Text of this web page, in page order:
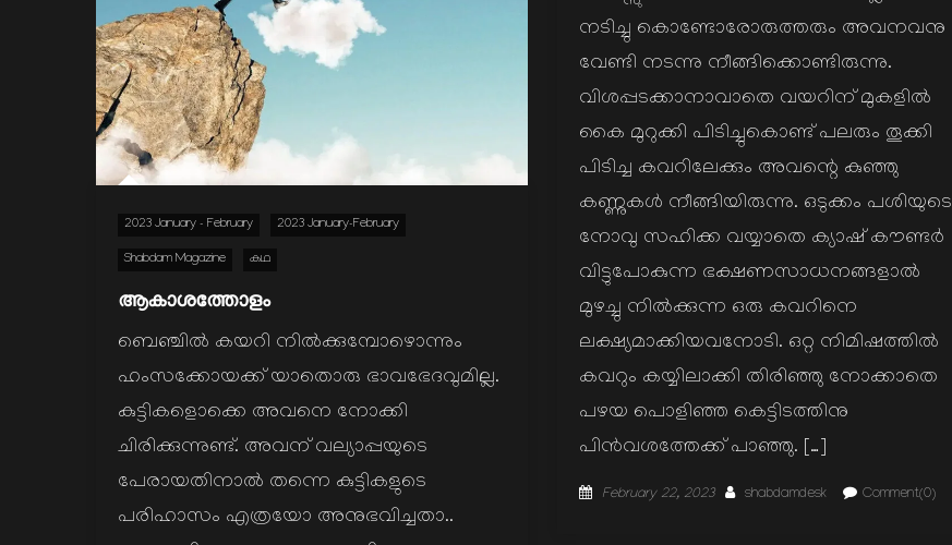
2023 January - February 2023 January-February
Shabdam Magazine കഥ
ആകാശത്തോളം
ബെഞ്ചില്‍ കയറി നില്‍ക്കുമ്പോഴൊന്നും
ഹംസക്കോയക്ക് യാതൊരു ഭാവഭേദവുമില്ല.
കുട്ടികളൊക്കെ അവനെ നോക്കി
ചിരിക്കുന്നുണ്ട്. അവന് വല്യാപ്പയുടെ
പേരായതിനാല്‍ തന്നെ കുട്ടികളുടെ
പരിഹാസം എത്രയോ അനുഭവിച്ചതാ..
നടിച്ചു കൊണ്ടോരോരുത്തരും അവനവനു
വേണ്ടി നടന്നു നീങ്ങിക്കൊണ്ടിരുന്നു.
വിശപ്പടക്കാനാവാതെ വയറിന് മുകളിൽ
കൈ മുറുക്കി പിടിച്ചുകൊണ്ട് പലരും തൂക്കി
പിടിച്ച കവറിലേക്കും അവന്റെ കുഞ്ഞു
കണ്ണുകൾ നീങ്ങിയിരുന്നു. ഒടുക്കം പശിയുടെ
നോവു സഹിക്ക വയ്യാതെ ക്യാഷ് കൗണ്ടർ
വിട്ടുപോകുന്ന ഭക്ഷണസാധനങ്ങളാൽ
മുഴച്ചു നിൽക്കുന്ന ഒരു കവറിനെ
ലക്ഷ്യമാക്കിയവനോടി. ഒറ്റ നിമിഷത്തിൽ
കവറും കയ്യിലാക്കി തിരിഞ്ഞു നോക്കാതെ
പഴയ പൊളിഞ്ഞ കെട്ടിടത്തിനു
പിൻവശത്തേക്ക് പാഞ്ഞു. […]
Posted
February 22, 2023 Author
shabdamdesk Comment(0)